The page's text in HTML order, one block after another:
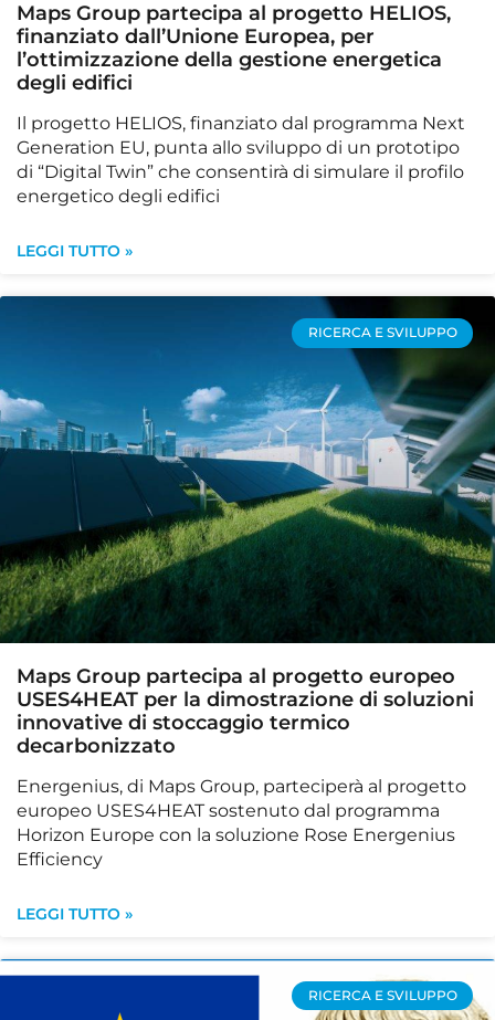
Maps Group partecipa al progetto HELIOS,
finanziato dall’Unione Europea, per
l’ottimizzazione della gestione energetica
degli edifici
Il progetto HELIOS, finanziato dal programma Next
Generation EU, punta allo sviluppo di un prototipo
di “Digital Twin” che consentirà di simulare il profilo
energetico degli edifici
LEGGI TUTTO »
RICERCA E SVILUPPO
Maps Group partecipa al progetto europeo
USES4HEAT per la dimostrazione di soluzioni
innovative di stoccaggio termico
decarbonizzato
Energenius, di Maps Group, parteciperà al progetto
europeo USES4HEAT sostenuto dal programma
Horizon Europe con la soluzione Rose Energenius
Efficiency
LEGGI TUTTO »
RICERCA E SVILUPPO